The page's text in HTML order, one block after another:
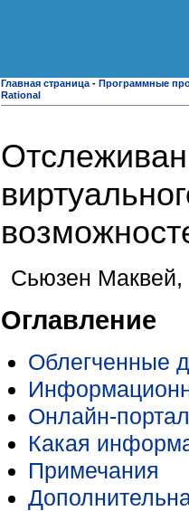
Главная страница - Программные
Rational
Сьюзен Маквей,
Оглавление
Облегченные
Онлайн-
Какая
Примечания